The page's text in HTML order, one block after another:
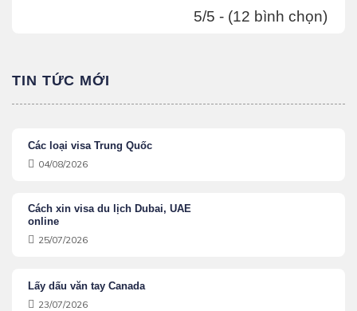
5/5 - (12 bình chọn)
TIN TỨC MỚI
Các loại visa Trung Quốc
04/08/2026
Cách xin visa du lịch Dubai, UAE
online
25/07/2026
Lấy dấu văn tay Canada
23/07/2026